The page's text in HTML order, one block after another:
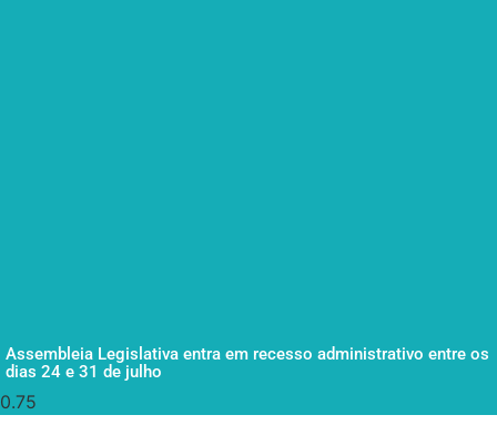
Assembleia Legislativa entra em recesso administrativo entre os
dias 24 e 31 de julho